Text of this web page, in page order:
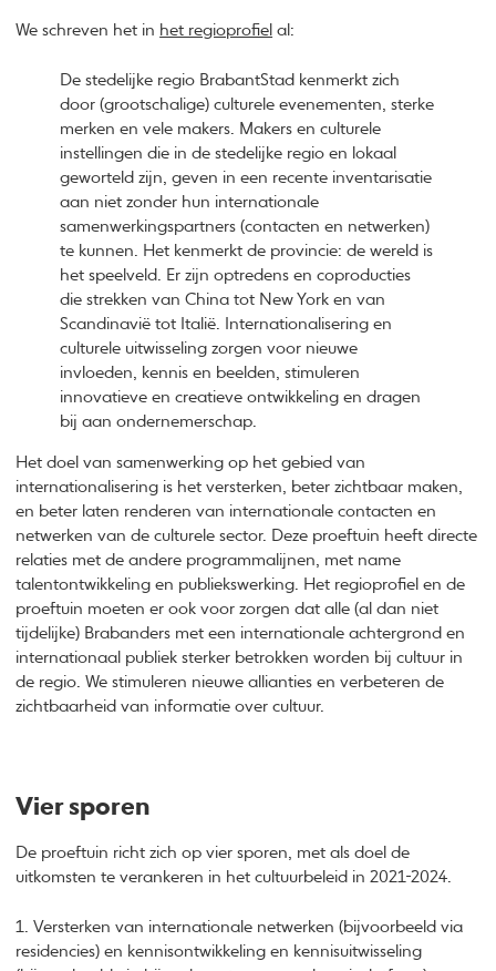
We schreven het in het regioprofiel al:
De stedelijke regio BrabantStad kenmerkt zich
door (grootschalige) culturele evenementen, sterke
merken en vele makers. Makers en culturele
instellingen die in de stedelijke regio en lokaal
geworteld zijn, geven in een recente inventarisatie
aan niet zonder hun internationale
samenwerkingspartners (contacten en netwerken)
te kunnen. Het kenmerkt de provincie: de wereld is
het speelveld. Er zijn optredens en coproducties
die strekken van China tot New York en van
Scandinavië tot Italië. Internationalisering en
culturele uitwisseling zorgen voor nieuwe
invloeden, kennis en beelden, stimuleren
innovatieve en creatieve ontwikkeling en dragen
bij aan ondernemerschap.
Het doel van samenwerking op het gebied van
internationalisering is het versterken, beter zichtbaar maken,
en beter laten renderen van internationale contacten en
netwerken van de culturele sector. Deze proeftuin heeft directe
relaties met de andere programmalijnen, met name
talentontwikkeling en publiekswerking. Het regioprofiel en de
proeftuin moeten er ook voor zorgen dat alle (al dan niet
tijdelijke) Brabanders met een internationale achtergrond en
internationaal publiek sterker betrokken worden bij cultuur in
de regio. We stimuleren nieuwe allianties en verbeteren de
zichtbaarheid van informatie over cultuur.
Vier sporen
De proeftuin richt zich op vier sporen, met als doel de
uitkomsten te verankeren in het cultuurbeleid in 2021-2024.
1. Versterken van internationale netwerken (bijvoorbeeld via
residencies) en kennisontwikkeling en kennisuitwisseling